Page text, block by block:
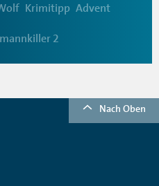
Krimitipp Advent
2
Nach Oben